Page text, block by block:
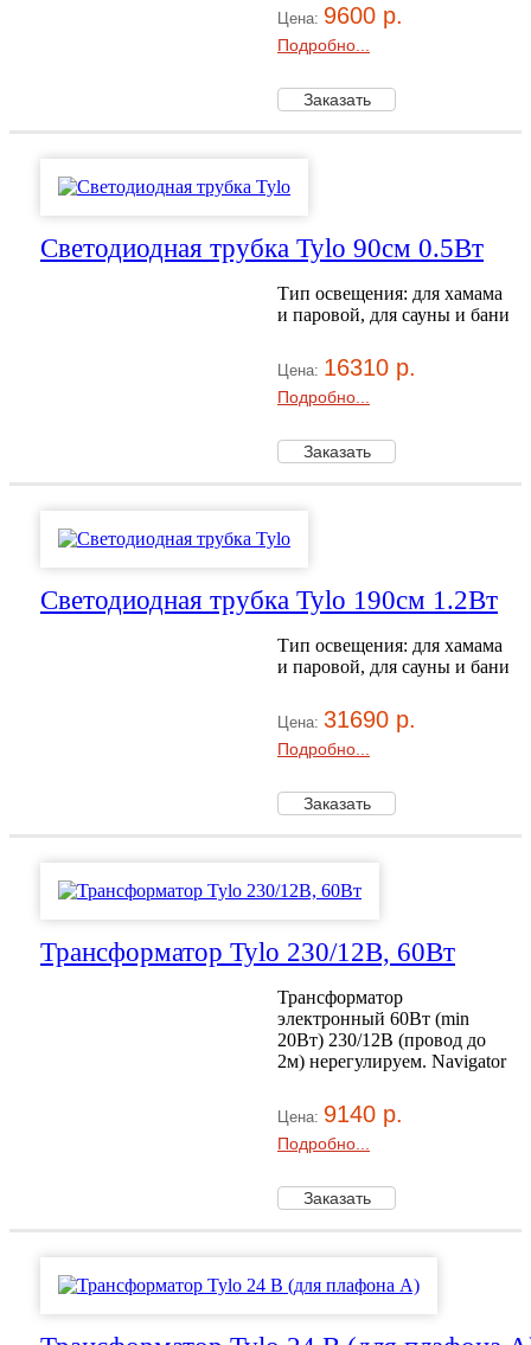
Цена: 9600 р.
Подробно...
Светодиодная трубка Tylo 90см 0.5Вт
Тип освещения: для хамама
и паровой, для сауны и бани
Цена: 16310 р.
Подробно...
Светодиодная трубка Tylo 190см 1.2Вт
Тип освещения: для хамама
и паровой, для сауны и бани
Цена: 31690 р.
Подробно...
Трансформатор Tylo 230/12В, 60Вт
Трансформатор
электронный 60Вт (min
20Вт) 230/12В (провод до
2м) нерегулируем. Navigator
Цена: 9140 р.
Подробно...